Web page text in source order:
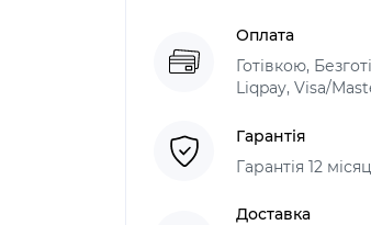
Оплата
Готівкою,
Liqpay, Visa/
Гарантія
Гарантія 12
Доставка